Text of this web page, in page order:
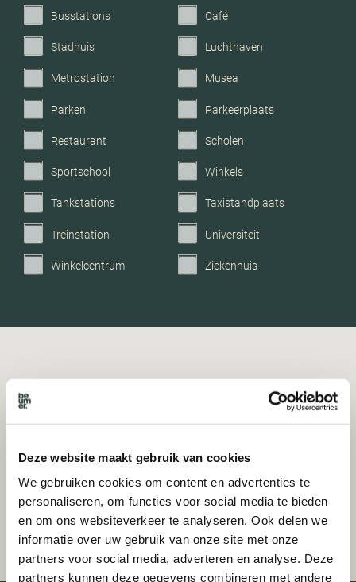
Deze website maakt gebruik van cookies
We gebruiken cookies om content en advertenties te
personaliseren, om functies voor social media te bieden
en om ons websiteverkeer te analyseren. Ook delen we
informatie over uw gebruik van onze site met onze
partners voor social media, adverteren en analyse. Deze
partners kunnen deze gegevens combineren met andere
Voorzieningen
zonnepanelen,
natuurlijke ventilatie
Garage
Busstations Café
Stadhuis Luchthaven
Metrostation Musea
Parken Parkeerplaats
Restaurant Scholen
Sportschool Winkels
Tankstations Taxistandplaats
Treinstation Universiteit
Winkelcentrum Ziekenhuis